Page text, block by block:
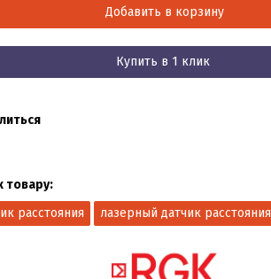
Добавить в корзину
Купить в 1 клик
товару:
расстояния
лазерный датчик расстояния